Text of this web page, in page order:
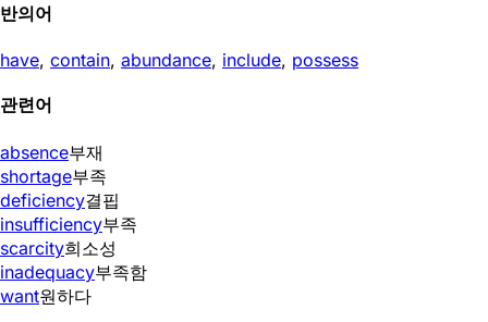
반의어
have, contain, abundance, include, possess
관련어
absence부재
shortage부족
deficiency결핍
insufficiency부족
scarcity희소성
inadequacy부족함
want원하다